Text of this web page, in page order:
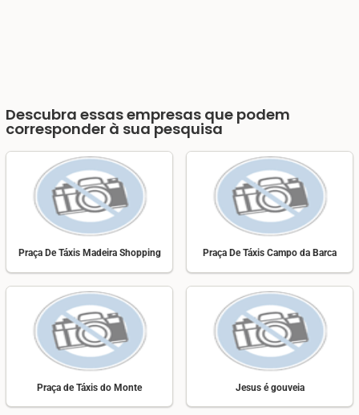
Descubra essas empresas que podem
corresponder à sua pesquisa
Praça De Táxis Madeira Shopping Praça De Táxis Campo da Barca
Praça de Táxis do Monte Jesus é gouveia